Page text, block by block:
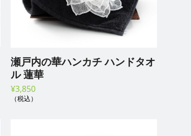
瀬戸内の華ハンカチ ハンドタオ
ル 蓮華
¥3,850
（税込）